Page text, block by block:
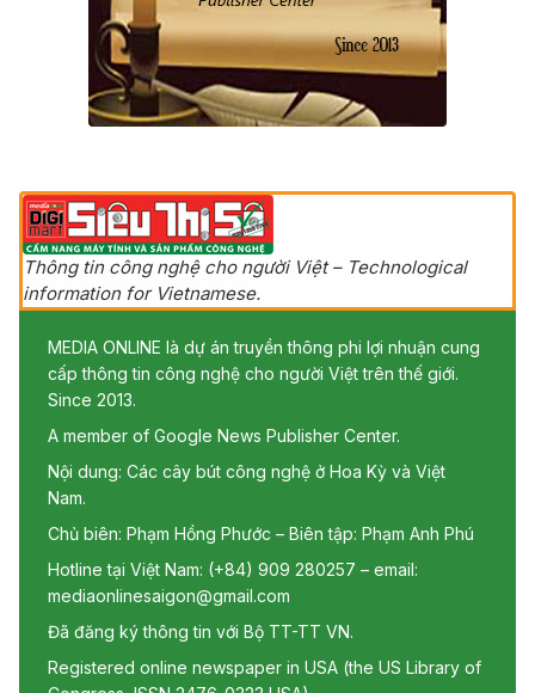
Thông tin công nghệ cho người Việt – Technological
information for Vietnamese.
MEDIA ONLINE là dự án truyền thông phi lợi nhuận cung
cấp thông tin công nghệ cho người Việt trên thế giới.
Since 2013.
A member of Google News Publisher Center.
Nội dung: Các cây bút công nghệ ở Hoa Kỳ và Việt
Nam.
Chủ biên: Phạm Hồng Phước – Biên tập: Phạm Anh Phú
Hotline tại Việt Nam: (+84) 909 280257 – email:
mediaonlinesaigon@gmail.com
Đã đăng ký thông tin với Bộ TT-TT VN.
Registered online newspaper in USA (the US Library of